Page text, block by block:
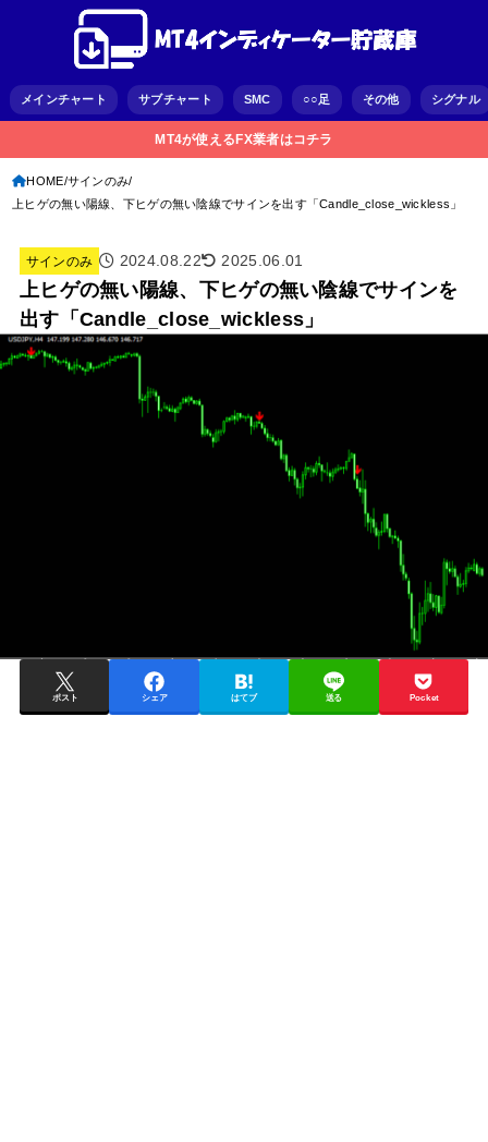
メインチャート サブチャート SMC ○○足 その他 シグナル
MT4が使えるFX業者はコチラ
HOME サインのみ
上ヒゲの無い陽線、下ヒゲの無い陰線でサインを出す「Candle_close_wickless」
サインのみ 2024.08.22 2025.06.01
上ヒゲの無い陽線、下ヒゲの無い陰線でサインを
出す「Candle_close_wickless」
ポスト シェア はてブ 送る Pocket